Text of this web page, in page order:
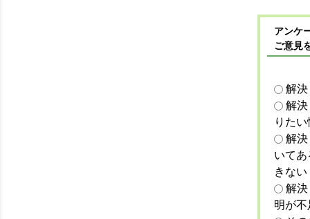
アンケ
ご意見
解
解
りた
解
いて
きない
解
明が